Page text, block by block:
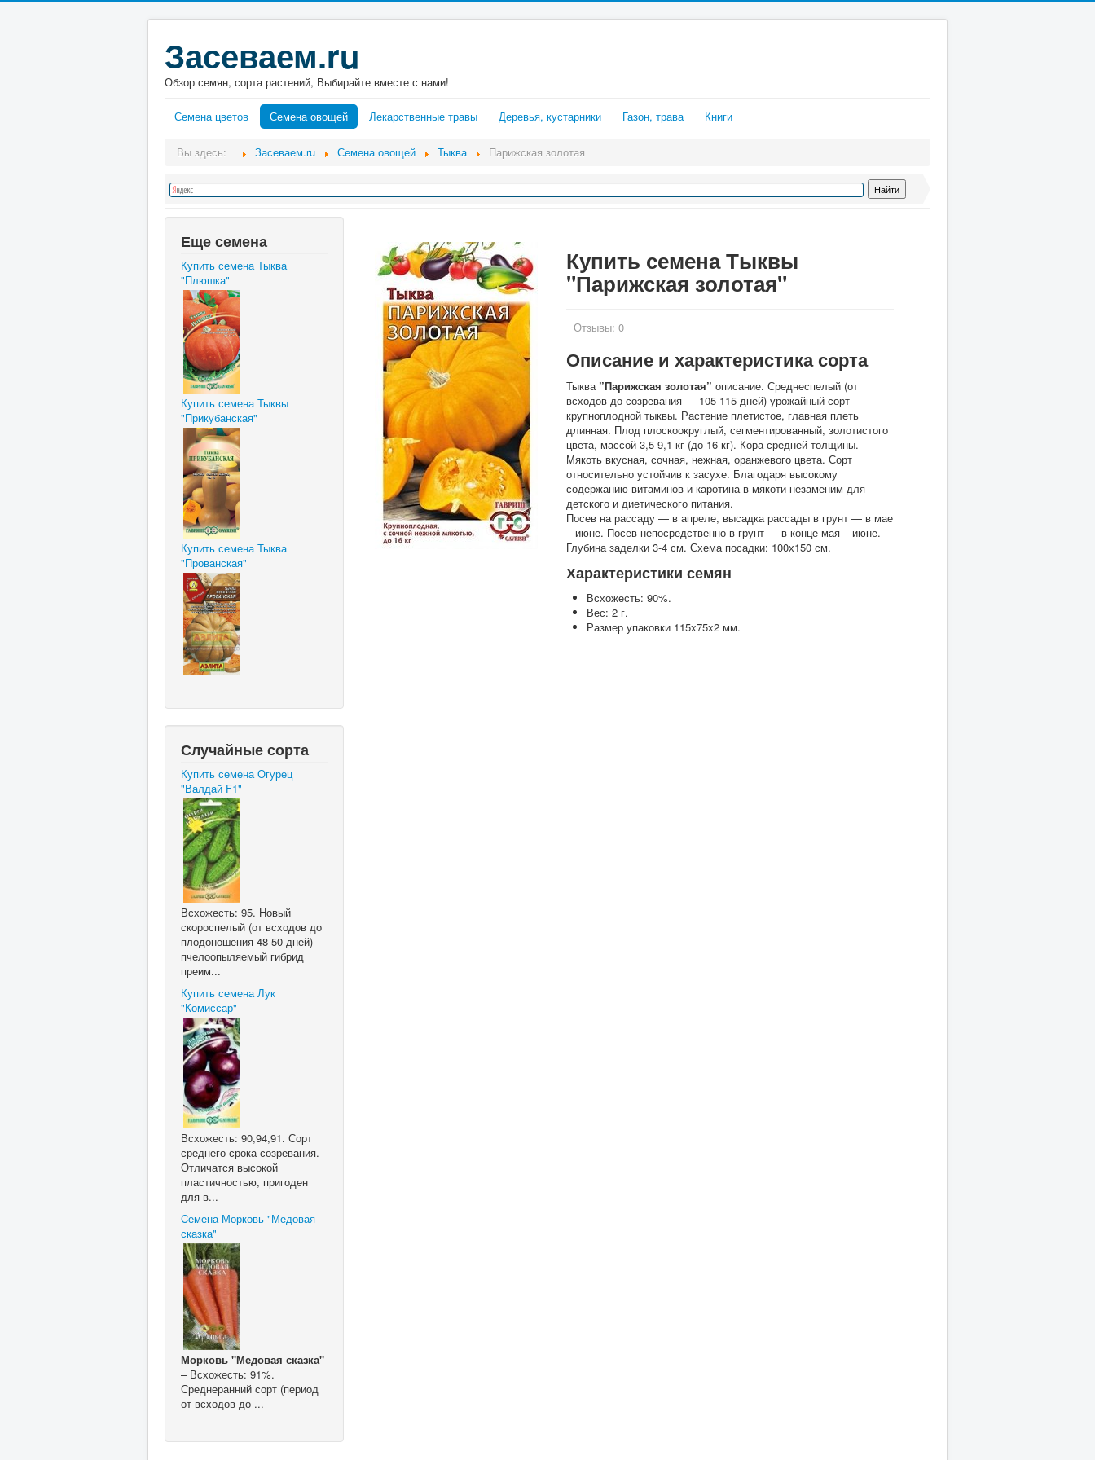
Засеваем.ru
Обзор семян, сорта растений, Выбирайте вместе с нами!
Семена цветов Семена овощей Лекарственные травы Деревья, кустарники Газон, трава Книги
Вы здесь: Засеваем.ru Семена овощей Тыква Парижская золотая
Еще семена
Купить семена Тыква
"Плюшка"
Купить семена Тыквы
"Прикубанская"
Купить семена Тыква
"Прованская"
Случайные сорта
Купить семена Огурец
"Валдай F1"
Всхожесть: 95. Новый
скороспелый (от всходов до
плодоношения 48-50 дней)
пчелоопыляемый гибрид
преим...
Купить семена Лук
"Комиссар"
Всхожесть: 90,94,91. Сорт
среднего срока созревания.
Отличатся высокой
пластичностью, пригоден
для в...
Cемена Морковь "Медовая
сказка"
Морковь "Медовая сказка"
– Всхожесть: 91%.
Среднеранний сорт (период
от всходов до ...
Купить семена Тыквы
"Парижская золотая"
Отзывы:0
Описание и характеристика сорта
Тыква ”Парижская золотая” описание. Среднеспелый (от
всходов до созревания — 105-115 дней) урожайный сорт
крупноплодной тыквы. Растение плетистое, главная плеть
длинная. Плод плоскоокруглый, сегментированный, золотистого
цвета, массой 3,5-9,1 кг (до 16 кг). Кора средней толщины.
Мякоть вкусная, сочная, нежная, оранжевого цвета. Сорт
относительно устойчив к засухе. Благодаря высокому
содержанию витаминов и каротина в мякоти незаменим для
детского и диетического питания.
Посев на рассаду — в апреле, высадка рассады в грунт — в мае
– июне. Посев непосредственно в грунт — в конце мая – июне.
Глубина заделки 3-4 см. Схема посадки: 100х150 см.
Характеристики семян
Всхожесть: 90%.
Вес: 2 г.
Размер упаковки 115x75x2 мм.